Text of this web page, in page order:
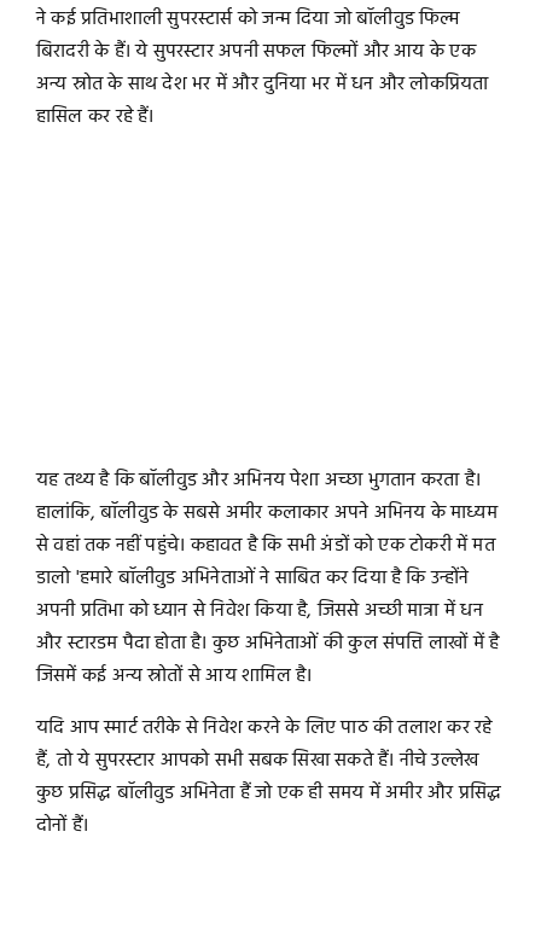
ने कई प्रतिभाशाली सुपरस्टार्स को जन्म दिया जो बॉलीवुड फिल्म
बिरादरी के हैं। ये सुपरस्टार अपनी सफल फिल्मों और आय के एक
अन्य स्रोत के साथ देश भर में और दुनिया भर में धन और लोकप्रियता
हासिल कर रहे हैं।
यह तथ्य है कि बॉलीवुड और अभिनय पेशा अच्छा भुगतान करता है।
हालांकि, बॉलीवुड के सबसे अमीर कलाकार अपने अभिनय के माध्यम
से वहां तक ​​नहीं पहुंचे। कहावत है कि सभी अंडों को एक टोकरी में मत
डालो 'हमारे बॉलीवुड अभिनेताओं ने साबित कर दिया है कि उन्होंने
अपनी प्रतिभा को ध्यान से निवेश किया है, जिससे अच्छी मात्रा में धन
और स्टारडम पैदा होता है। कुछ अभिनेताओं की कुल संपत्ति लाखों में है
जिसमें कई अन्य स्रोतों से आय शामिल है।
यदि आप स्मार्ट तरीके से निवेश करने के लिए पाठ की तलाश कर रहे
हैं, तो ये सुपरस्टार आपको सभी सबक सिखा सकते हैं। नीचे उल्लेख
कुछ प्रसिद्ध बॉलीवुड अभिनेता हैं जो एक ही समय में अमीर और प्रसिद्ध
दोनों हैं।